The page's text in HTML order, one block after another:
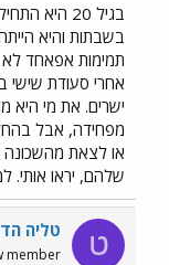
בגיל 20
בשבתות והיא
תמימות אפאחד
אחרי סעודת שישי
ישרים. את מי
מפחידה, אבל
או לצאת מהשכונה
שלהם, יראו אותי.
ט טליה
member